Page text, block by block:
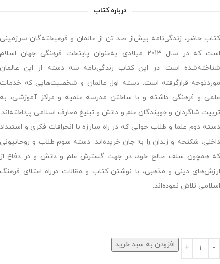
درباره کتاب
کتاب حاضر، زندگی‌نامه بیش‌از صد تن از عالمان و فرهیخته‌گان سرزمینی
است که در سال 2013 میلادی به‌عنوان پایتخت فرهنگی جهان اسلام
شناخته‌شده است. در این کتاب زندگی‌نامه سه دسته از این عالمان
موردتوجه قرارگرفته است. دسته اول عالمان و شخصیت‌هایی که خدمات
علمی و فرهنگی داشته و با ساختن مدرسه علمیه و مراکز آموزشی، به
تربیت شاگردان و جویندگان علم و دانش و تبلیغ معارف اسلامی پرداخته‌اند.
دسته دوم علما و طلاب جوانی که در راه مبارزه با انحرافات فکری و استبداد
داخلی، شکنجه و زندان را به جان خریده‌اند. دسته سوم طلاب و روحانیونی
که همچون سلف صالح خود، در جهت گسترش علم و دانش و در دفاع از
ارزش‌های دینی و مذهبی، با نوشتن کتاب و مقالات درراه اعتلای فرهنگ
اسلامی تلاش نموده‌اند.
افزودن به سبد خرید